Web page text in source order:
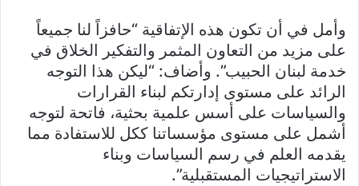
وأمل في أن تكون هذه الإتفاقية “حافزاً لنا جميعاً
على مزيد من التعاون المثمر والتفكير الخلاق في
خدمة لبنان الحبيب”. وأضاف: “ليكن هذا التوجه
الرائد على مستوى إدارتكم لبناء القرارات
والسياسات على أسس علمية بحثية، فاتحة لتوجه
أشمل على مستوى مؤسساتنا ككل للاستفادة مما
يقدمه العلم في رسم السياسات وبناء
الاستراتيجيات المستقبلية”.